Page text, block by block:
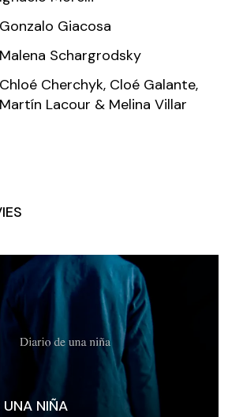
Gonzalo Giacosa
Malena Schargrodsky
Chloé Cherchyk, Cloé Galante,
Martín Lacour & Melina Villar
UNA NIÑA